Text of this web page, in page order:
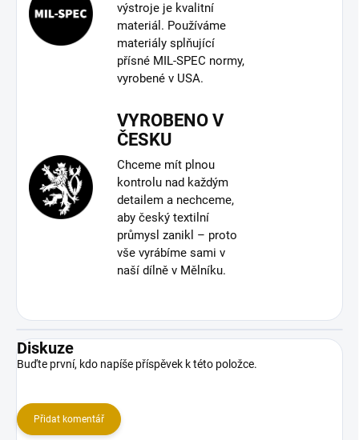
výstroje je kvalitní
materiál. Používáme
materiály splňující
přísné MIL-SPEC normy,
vyrobené v USA.
VYROBENO V
ČESKU
Chceme mít plnou
kontrolu nad každým
detailem a nechceme,
aby český textilní
průmysl zanikl – proto
vše vyrábíme sami v
naší dílně v Mělníku.
Diskuze
Buďte první, kdo napíše příspěvek k této položce.
Přidat komentář